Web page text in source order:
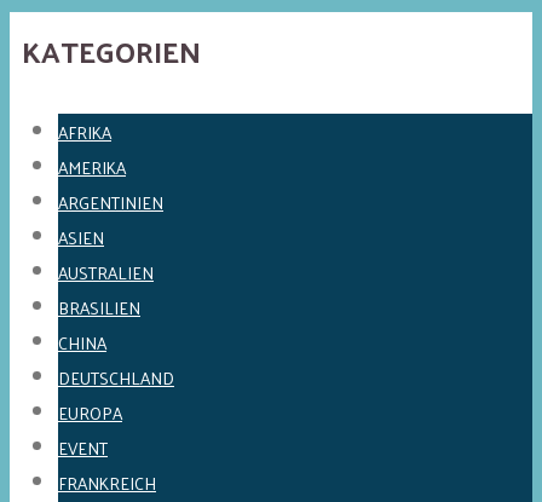
KATEGORIEN
AFRIKA
AMERIKA
ARGENTINIEN
ASIEN
AUSTRALIEN
BRASILIEN
CHINA
DEUTSCHLAND
EUROPA
EVENT
FRANKREICH